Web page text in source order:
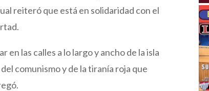
reiteró que está en solidaridad con el
en las calles a lo largo y ancho de la isla
comunismo y de la tiranía roja que